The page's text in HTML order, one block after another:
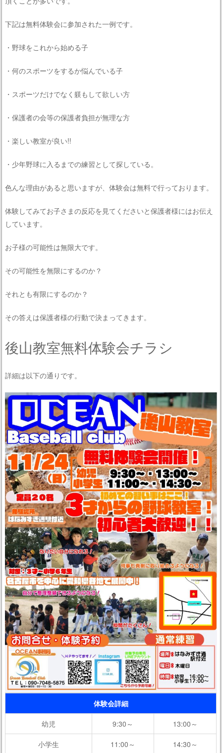
下記は無料体験会に参加された一例です。
・野球をこれから始める子
・何のスポーツをするか悩んでいる子
・スポーツだけでなく躾もして欲しい方
・保護者の会等の保護者負担が無理な方
・楽しい教室が良い!!
・少年野球に入るまでの練習として探している。
色んな理由があると思いますが、体験会は無料で行っております。
体験してみてお子さまの反応を見てくださいと保護者様にはお伝え
しています。
お子様の可能性は無限大です。
その可能性を無限にするのか？
それとも有限にするのか？
その答えは保護者様の行動で決まってきます。
後山教室無料体験会チラシ
詳細は以下の通りです。
体験会詳細
幼児 9:30～ 13:00～
小学生 11:00～ 14:30～